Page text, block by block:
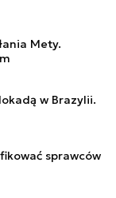
Mety.
w Brazylii.
sprawców